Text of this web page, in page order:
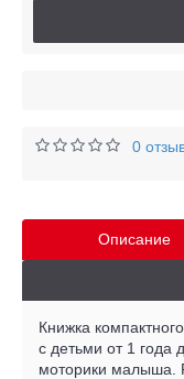
0
Описание
Книжка
с детьми от 1 года
моторики малыша.